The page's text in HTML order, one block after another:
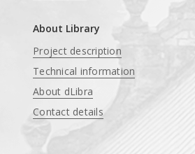
About Library
Project description
Technical information
About dLibra
Contact details